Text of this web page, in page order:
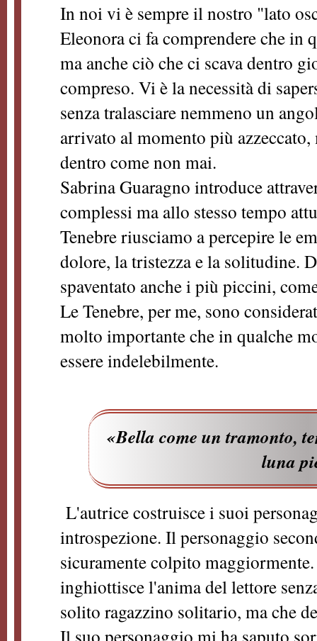
In noi vi è sempre il nostro "lato
Eleonora ci fa comprendere che in
ma anche ciò che ci scava dentro
compreso. Vi è la necessità di
senza tralasciare nemmeno un
arrivato al momento più
dentro come non mai.
Sabrina Guaragno introduce
complessi ma allo stesso tempo
Tenebre riusciamo a percepire le
dolore, la tristezza e la solitudine.
spaventato anche i più piccini,
Le Tenebre, per me, sono
molto importante che in qualche
essere indelebilmente.
«Bella come un tramonto,
luna
L'autrice costruisce i suoi
introspezione. Il personaggio
sicuramente colpito
inghiottisce l'anima del lettore
solito ragazzino solitario, ma che
Il suo personaggio mi ha saputo